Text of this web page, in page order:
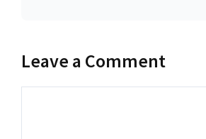
Leave a Comment